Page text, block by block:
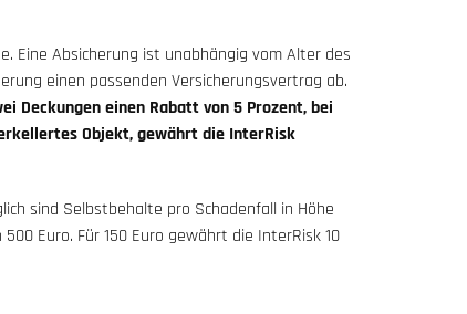
Eine Absicherung ist unabhängig vom Alter des
einen passenden Versicherungsvertrag ab.
Deckungen einen Rabatt von 5 Prozent, bei
Objekt, gewährt die InterRisk
sind Selbstbehalte pro Schadenfall in Höhe
Euro. Für 150 Euro gewährt die InterRisk 10